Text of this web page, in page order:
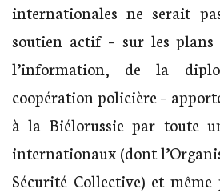
internationales ne serait
soutien actif – sur les plans
l’information, de la
coopération policière –
à la Biélorussie par toute
internationaux (dont
Sécurité Collective) et